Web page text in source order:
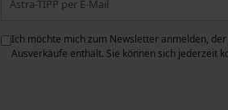
Ich möchte mich zum Newsletter anmelden,
Ausverkäufe enthält. Sie können sich jederzeit